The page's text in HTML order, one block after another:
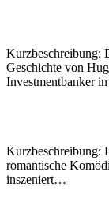
Kurzbeschreibung:
Geschichte von
Investmentbanker
Kurzbeschreibung:
romantische
inszeniert…